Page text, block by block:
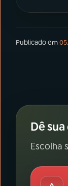
Publicado em
Dê
Escolha